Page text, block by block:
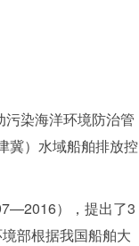
染海洋环境防治管
冀）水域船舶排放控
—2016），提出了3
部根据我国船舶大